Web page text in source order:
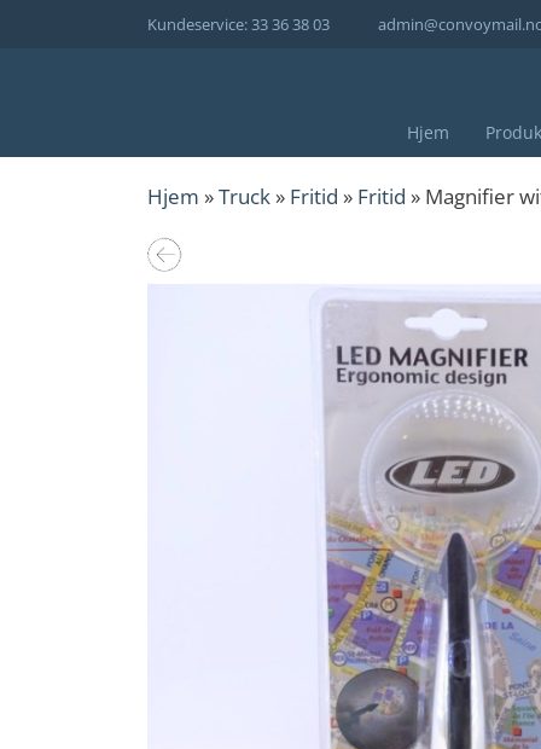
Kundeservice: 33 36 38 03
Hjem
Hjem »Truck » Fritid » Fritid » Magnifier